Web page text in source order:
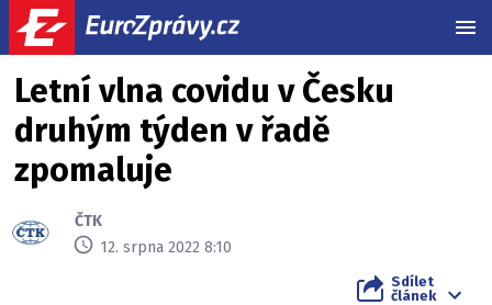
Letní vlna covidu v Česku
druhým týden v řadě
zpomaluje
ČTK
12. srpna 2022 8:10
Sdílet
článek